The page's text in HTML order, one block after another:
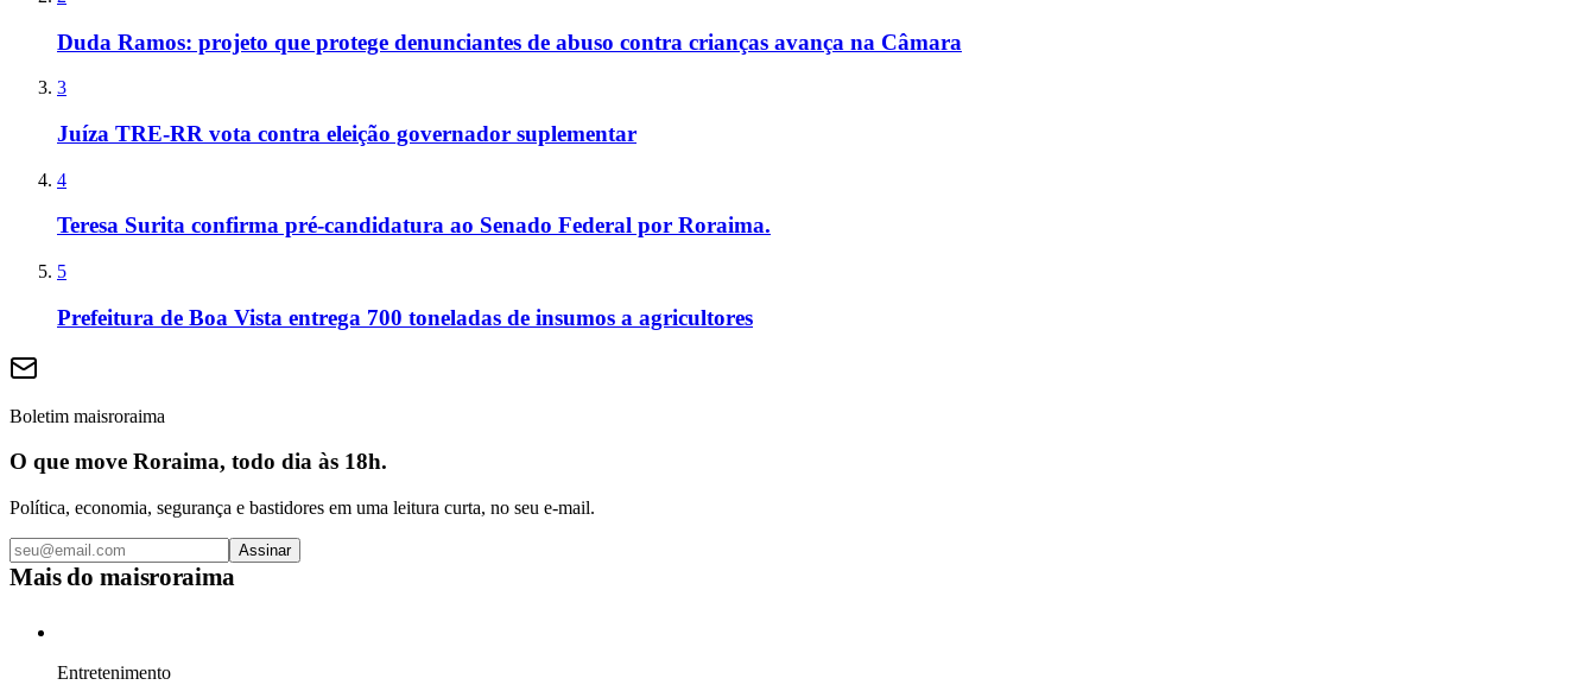
Duda Ramos: projeto que protege denunciantes de abuso contra crianças avança na Câmara
3
Juíza TRE-RR vota contra eleição governador suplementar
4
Teresa Surita confirma pré-candidatura ao Senado Federal por Roraima.
5
Prefeitura de Boa Vista entrega 700 toneladas de insumos a agricultores
Boletim maisroraima
O que move Roraima, todo dia às 18h.
Política, economia, segurança e bastidores em uma leitura curta, no seu e-mail.
Assinar
Mais do maisroraima
Entretenimento